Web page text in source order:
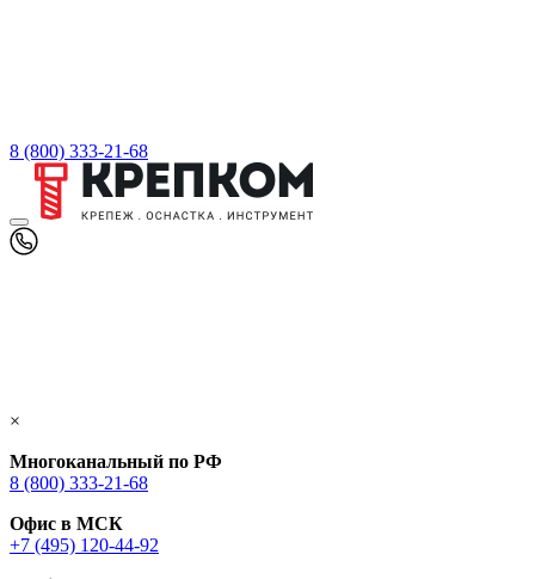
8 (800) 333-21-68
×
Многоканальный по РФ
8 (800) 333‑21-68
Офис в МСК
+7 (495) 120-44-92